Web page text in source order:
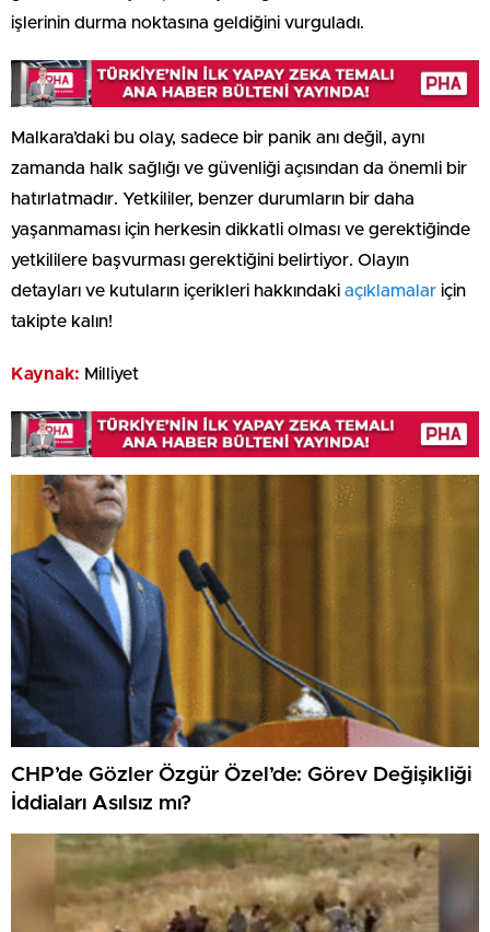
işlerinin durma noktasına geldiğini vurguladı.
Malkara’daki bu olay, sadece bir panik anı değil, aynı
zamanda halk sağlığı ve güvenliği açısından da önemli bir
hatırlatmadır. Yetkililer, benzer durumların bir daha
yaşanmaması için herkesin dikkatli olması ve gerektiğinde
yetkililere başvurması gerektiğini belirtiyor. Olayın
detayları ve kutuların içerikleri hakkındaki açıklamalar için
takipte kalın!
Kaynak: Milliyet
CHP’de Gözler Özgür Özel’de: Görev Değişikliği
İddiaları Asılsız mı?